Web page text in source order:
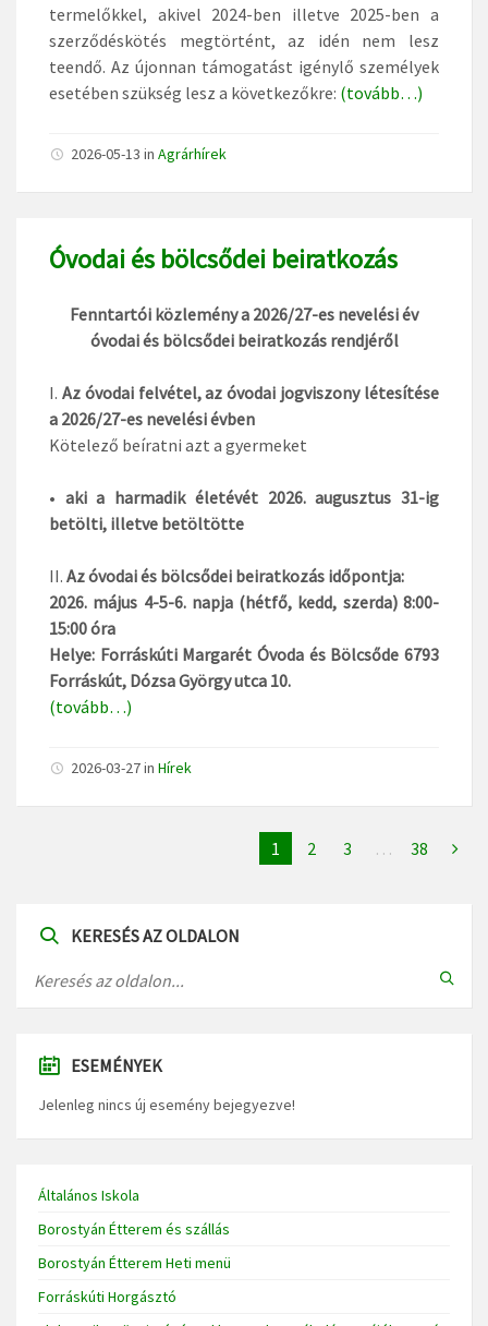
termelőkkel, akivel 2024-ben illetve 2025-ben a
szerződéskötés megtörtént, az idén nem lesz
teendő. Az újonnan támogatást igénylő személyek
esetében szükség lesz a következőkre: (tovább…)
2026-05-13 in Agrárhírek
Óvodai és bölcsődei beiratkozás
Fenntartói közlemény a 2026/27-es nevelési év
óvodai és bölcsődei beiratkozás rendjéről
I. Az óvodai felvétel, az óvodai jogviszony létesítése
a 2026/27-es nevelési évben
Kötelező beíratni azt a gyermeket
• aki a harmadik életévét 2026. augusztus 31-ig
betölti, illetve betöltötte
II. Az óvodai és bölcsődei beiratkozás időpontja:
2026. május 4-5-6. napja (hétfő, kedd, szerda) 8:00-
15:00 óra
Helye: Forráskúti Margarét Óvoda és Bölcsőde 6793
Forráskút, Dózsa György utca 10.
(tovább…)
2026-03-27in Hírek
1 2 3 … 38
KERESÉS AZ OLDALON
ESEMÉNYEK
Jelenleg nincs új esemény bejegyezve!
Általános Iskola
Borostyán Étterem és szállás
Borostyán Étterem Heti menü
Forráskúti Horgásztó